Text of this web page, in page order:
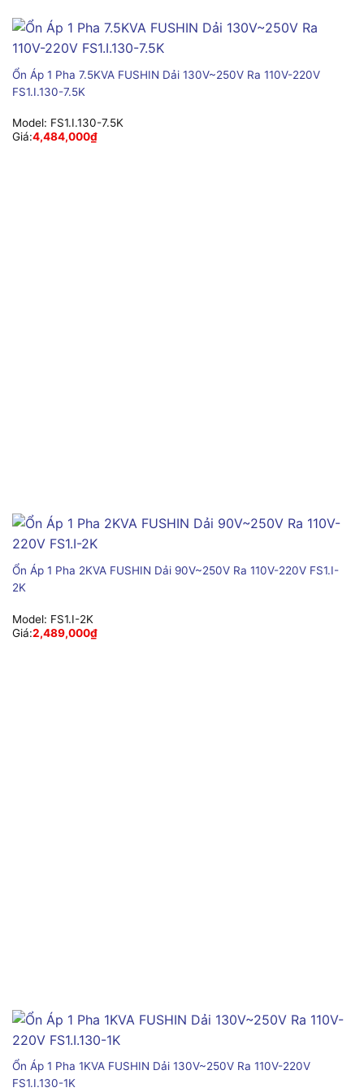
Ổn Áp 1 Pha 7.5KVA FUSHIN Dải 130V~250V Ra 110V-220V
FS1.I.130-7.5K
Model: FS1.I.130-7.5K
Giá:4,484,000₫
Ổn Áp 1 Pha 2KVA FUSHIN Dải 90V~250V Ra 110V-220V FS1.I-
2K
Model: FS1.I-2K
Giá:2,489,000₫
Ổn Áp 1 Pha 1KVA FUSHIN Dải 130V~250V Ra 110V-220V
FS1.I.130-1K